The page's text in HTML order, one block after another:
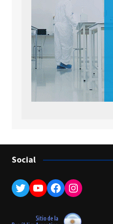
Social
Twitter
YouTube
Facebook
Instagram